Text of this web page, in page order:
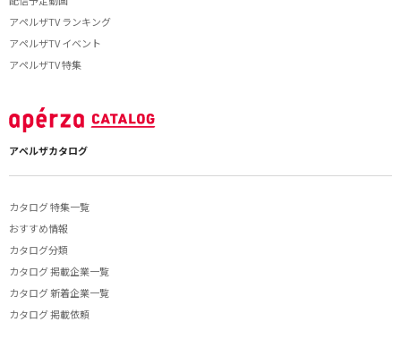
アペルザTV ランキング
アペルザTV イベント
アペルザTV 特集
アペルザカタログ
カタログ 特集一覧
おすすめ情報
カタログ分類
カタログ 掲載企業一覧
カタログ 新着企業一覧
カタログ 掲載依頼